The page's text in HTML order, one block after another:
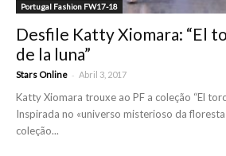
Portugal Fashion FW17-18
Desfile Katty Xiomara: “El
de la luna”
Stars Online - Abril 3, 2017
Katty Xiomara trouxe ao PF a coleção “El
Inspirada no «universo misterioso da floresta
coleção...